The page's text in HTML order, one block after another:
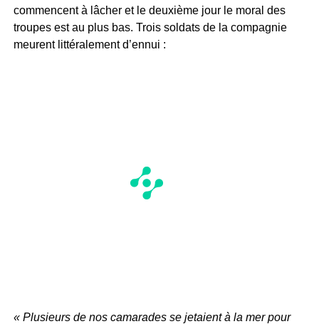
commencent à lâcher et le deuxième jour le moral des
troupes est au plus bas. Trois soldats de la compagnie
meurent littéralement d’ennui :
« Plusieurs de nos camarades se jetaient à la mer pour